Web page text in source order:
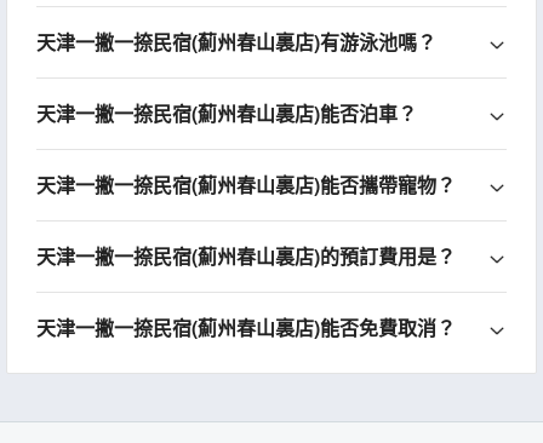
天津一撇一捺民宿(薊州春山裏店)有游泳池嗎？
天津一撇一捺民宿(薊州春山裏店)能否泊車？
天津一撇一捺民宿(薊州春山裏店)能否攜帶寵物？
天津一撇一捺民宿(薊州春山裏店)的預訂費用是？
天津一撇一捺民宿(薊州春山裏店)能否免費取消？